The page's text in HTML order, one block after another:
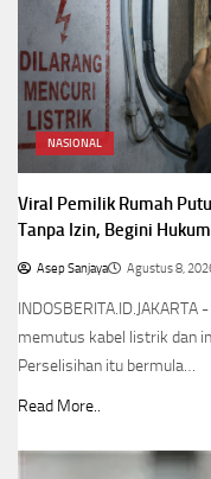
NASIONAL
Viral Pemilik Rumah
Tanpa Izin, Begini
Asep Sanjaya Agustus 8,
memutus kabel listrik dan
Perselisihan itu bermula…
Read More..